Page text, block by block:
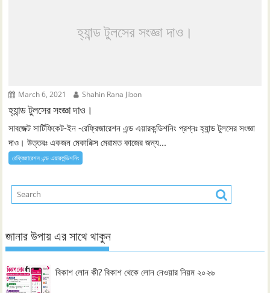
হ্যান্ড টুলসের সংজ্ঞা দাও।
March 6, 2021 Shahin Rana Jibon
হ্যান্ড টুলসের সংজ্ঞা দাও।
সাবজেক্ট সার্টিফিকেট-ইন -রেফ্রিজারেশন এন্ড এয়ারকন্ডিশনিং প্রশ্নঃ হ্যান্ড টুলসের সংজ্ঞা
দাও। উত্তরঃ একজন মেকানিক্স মেরামত কাজের জন্য...
রেফ্রিজারেশন এন্ড এয়ারকন্ডিশনিং
জানার উপায় এর সাথে থাকুন
বিকাশ লোন কী? বিকাশ থেকে লোন নেওয়ার নিয়ম ২০২৬